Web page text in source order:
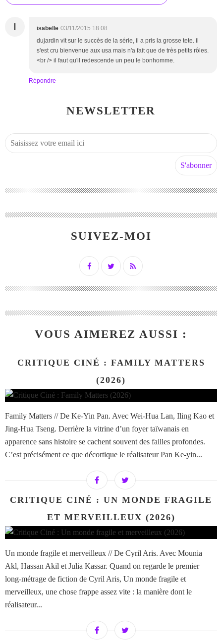
I isabelle 03/11/2015 18:08
dujardin vit sur le succès de la série, il a pris la grosse tete. il
s'est cru bienvenue aux usa mais n'a fait que de très petits rôles.
<br /> il faut qu'il redescende un peu le bonhomme.
Répondre
NEWSLETTER
SUIVEZ-MOI
VOUS AIMEREZ AUSSI :
CRITIQUE CINÉ : FAMILY MATTERS
(2026)
Family Matters // De Ke-Yin Pan. Avec Wei-Hua Lan, Iling Kao et
Jing-Hua Tseng. Derrière la vitrine d’un foyer taïwanais en
apparence sans histoire se cachent souvent des failles profondes.
C’est précisément ce que décortique le réalisateur Pan Ke-yin...
CRITIQUE CINÉ : UN MONDE FRAGILE
ET MERVEILLEUX (2026)
Un monde fragile et merveilleux // De Cyril Aris. Avec Mounia
Akl, Hassan Akil et Julia Kassar. Quand on regarde le premier
long-métrage de fiction de Cyril Aris, Un monde fragile et
merveilleux, une chose frappe assez vite : la manière dont le
réalisateur...